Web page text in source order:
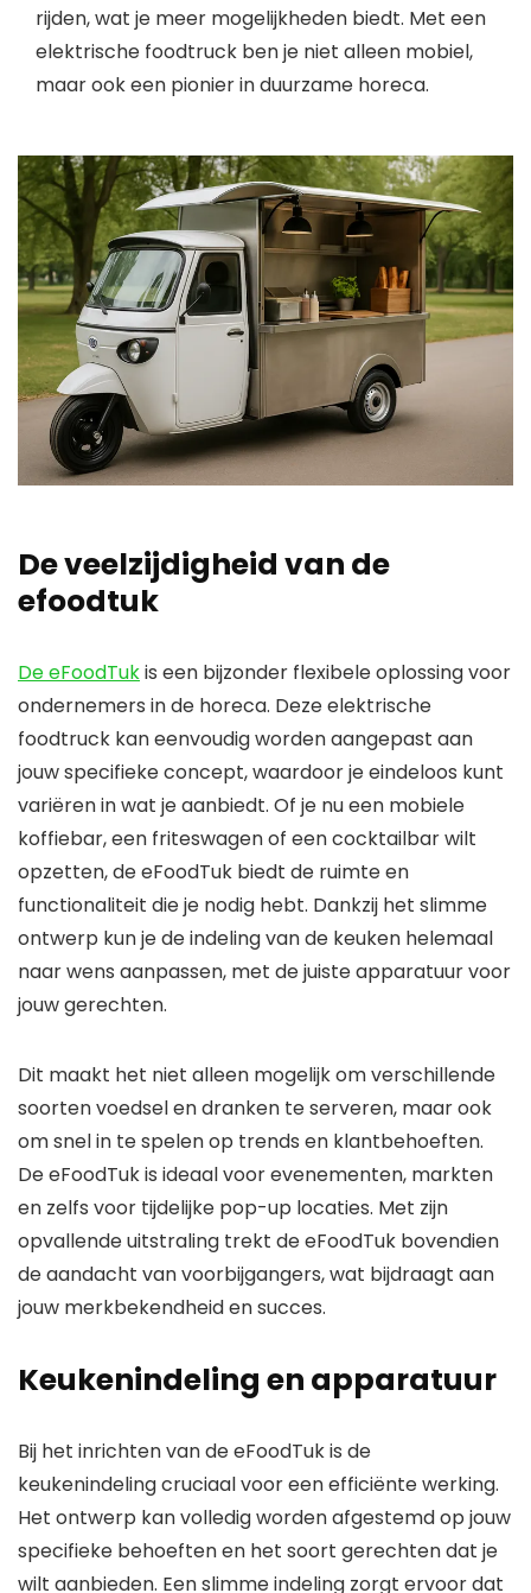
rijden, wat je meer mogelijkheden biedt. Met een
elektrische foodtruck ben je niet alleen mobiel,
maar ook een pionier in duurzame horeca.
De veelzijdigheid van de
efoodtuk
De eFoodTukis een bijzonder flexibele oplossing voor
ondernemers in de horeca. Deze elektrische
foodtruck kan eenvoudig worden aangepast aan
jouw specifieke concept, waardoor je eindeloos kunt
variëren in wat je aanbiedt. Of je nu een mobiele
koffiebar, een friteswagen of een cocktailbar wilt
opzetten, de eFoodTuk biedt de ruimte en
functionaliteit die je nodig hebt. Dankzij het slimme
ontwerp kun je de indeling van de keuken helemaal
naar wens aanpassen, met de juiste apparatuur voor
jouw gerechten.
Dit maakt het niet alleen mogelijk om verschillende
soorten voedsel en dranken te serveren, maar ook
om snel in te spelen op trends en klantbehoeften.
De eFoodTuk is ideaal voor evenementen, markten
en zelfs voor tijdelijke pop-up locaties. Met zijn
opvallende uitstraling trekt de eFoodTuk bovendien
de aandacht van voorbijgangers, wat bijdraagt aan
jouw merkbekendheid en succes.
Keukenindeling en apparatuur
Bij het inrichten van de eFoodTuk is de
keukenindeling cruciaal voor een efficiënte werking.
Het ontwerp kan volledig worden afgestemd op jouw
specifieke behoeften en het soort gerechten dat je
wilt aanbieden. Een slimme indeling zorgt ervoor dat